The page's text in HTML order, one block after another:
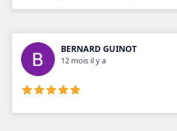
BERNARD GUINOT
12 mois il y a